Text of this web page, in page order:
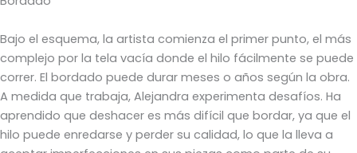
Bajo el esquema, la artista comienza el primer punto, el más
complejo por la tela vacía donde el hilo fácilmente se puede
correr. El bordado puede durar meses o años según la obra.
A medida que trabaja, Alejandra experimenta desafíos. Ha
aprendido que deshacer es más difícil que bordar, ya que el
hilo puede enredarse y perder su calidad, lo que la lleva a